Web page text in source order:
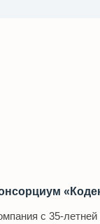
с 35-летней